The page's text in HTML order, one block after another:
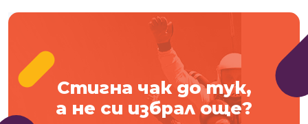
Стигна чак до тук,
а не си избрал още?